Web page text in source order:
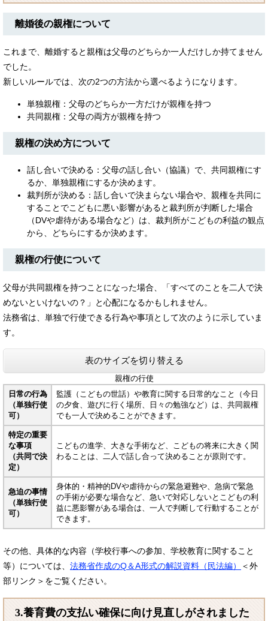
離婚後の親権について
これまで、離婚すると親権は父母のどちらか一人だけしか持てません
でした。
新しいルールでは、次の2つの方法から選べるようになります。
単独親権：父母のどちらか一方だけが親権を持つ
共同親権：父母の両方が親権を持つ
親権の決め方について
話し合いで決める：父母の話し合い（協議）で、共同親権にす
るか、単独親権にするか決めます。
裁判所が決める：話し合いで決まらない場合や、親権を共同に
することでこどもに悪い影響があると裁判所が判断した場合
（DVや虐待がある場合など）は、裁判所がこどもの利益の観点
から、どちらにするか決めます。
親権の行使について
父母が共同親権を持つことになった場合、「すべてのことを二人で決
めないといけないの？」と心配になるかもしれません。
法務省は、単独で行使できる行為や事項として次のように示していま
す。
表のサイズを切り替える
親権の行使
日常の行為
（単独行使
可）
監護（こどもの世話）や教育に関する日常的なこと（今日
の夕食、遊びに行く場所、日々の勉強など）は、共同親権
でも一人で決めることができます。
特定の重要
な事項
（共同で決
定）
こどもの進学、大きな手術など、こどもの将来に大きく関
わることは、二人で話し合って決めることが原則です。
急迫の事情
（単独行使
可）
身体的・精神的DVや虐待からの緊急避難や、急病で緊急
の手術が必要な場合など、急いで対応しないとこどもの利
益に悪影響がある場合は、一人で判断して行動することが
できます。
その他、具体的な内容（学校行事への参加、学校教育に関すること
等）については、 法務省作成のQ＆A形式の解説資料（民法編）
＜外
部リンク＞ をご覧ください。
3.養育費の支払い確保に向け見直しがされました